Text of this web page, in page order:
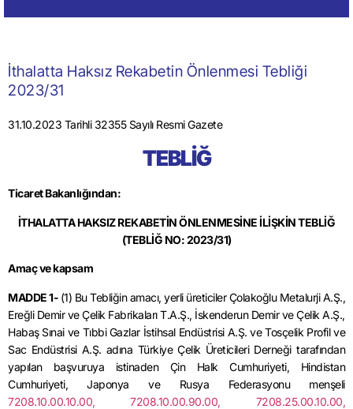
İthalatta Haksız Rekabetin Önlenmesi Tebliği
2023/31
31.10.2023 Tarihli 32355 Sayılı Resmi Gazete
TEBLİĞ
Ticaret Bakanlığından:
İTHALATTA HAKSIZ REKABETİN ÖNLENMESİNE İLİŞKİN TEBLİĞ
(TEBLİĞ NO: 2023/31)
Amaç ve kapsam
MADDE 1- (1) Bu Tebliğin amacı, yerli üreticiler Çolakoğlu Metalurji A.Ş.,
Ereğli Demir ve Çelik Fabrikaları T.A.Ş., İskenderun Demir ve Çelik A.Ş.,
Habaş Sınai ve Tıbbi Gazlar İstihsal Endüstrisi A.Ş. ve Tosçelik Profil ve
Sac Endüstrisi A.Ş. adına Türkiye Çelik Üreticileri Derneği tarafından
yapılan başvuruya istinaden Çin Halk Cumhuriyeti, Hindistan
Cumhuriyeti, Japonya ve Rusya Federasyonu menşeli
7208.10.00.10.00, 7208.10.00.90.00, 7208.25.00.10.00,